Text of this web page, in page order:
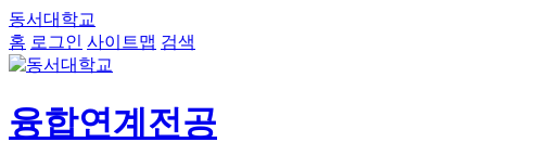
동서대학교
홈 로그인 사이트맵 검색
융합연계전공